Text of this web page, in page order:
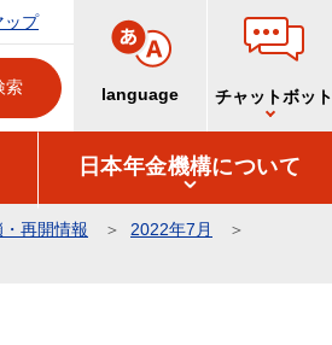
ップ
language チャットボット
日本年金機構について
再開情報
2022年7月